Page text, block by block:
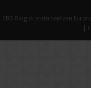
SBO Blog is onderdeel van
|